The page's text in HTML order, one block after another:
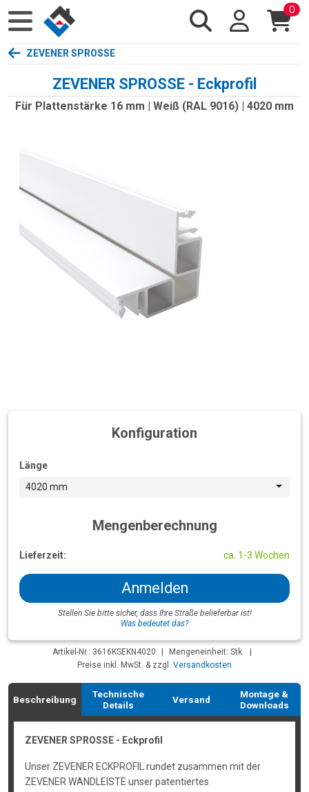
0
ZEVENER SPROSSE
ZEVENER SPROSSE - Eckprofil
Für Plattenstärke 16 mm | Weiß (RAL 9016) | 4020 mm
Konfiguration
Länge
4020 mm
Mengenberechnung
Lieferzeit: ca. 1-3 Wochen
Anmelden
Stellen Sie bitte sicher, dass Ihre Straße belieferbar ist!
Was bedeutet das?
Artikel-Nr.: 3616KSEKN4020 Mengeneinheit: Stk.
Preise inkl. MwSt. & zzgl. Versandkosten
Beschreibung
Technische
Details
Versand
Montage &
Downloads
ZEVENER SPROSSE - Eckprofil
Unser ZEVENER ECKPROFIL rundet zusammen mit der
ZEVENER WANDLEISTE unser patentiertes